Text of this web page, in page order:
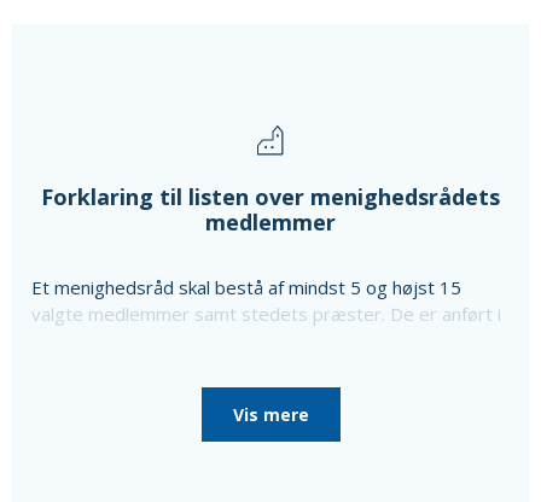
Forklaring til listen over menighedsrådets
medlemmer
Et menighedsråd skal bestå af mindst 5 og højst 15
valgte medlemmer samt stedets præster. De er anført i
menighedsrådet konstituerede sig, til særlige poster
som bl.a. kirkeværge og regnskabsfører.
Disse personer er i så fald nævnt efter de valgte
Vis mere